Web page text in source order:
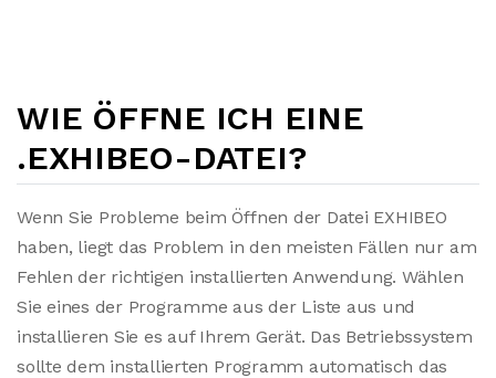
WIE ÖFFNE ICH EINE
.EXHIBEO-DATEI?
Wenn Sie Probleme beim Öffnen der Datei EXHIBEO
haben, liegt das Problem in den meisten Fällen nur am
Fehlen der richtigen installierten Anwendung. Wählen
Sie eines der Programme aus der Liste aus und
installieren Sie es auf Ihrem Gerät. Das Betriebssystem
sollte dem installierten Programm automatisch das